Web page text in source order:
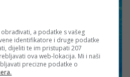
a podatke s vašeg
identifikatore i druge podatke
dijeliti te im pristupati 207
ova web-lokacija. Mi i naši
precizne podatke o